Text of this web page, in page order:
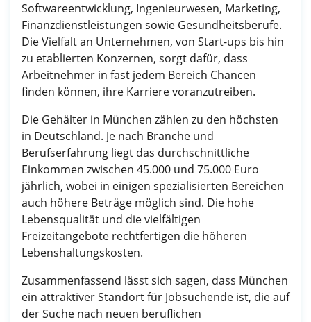
Softwareentwicklung, Ingenieurwesen, Marketing,
Finanzdienstleistungen sowie Gesundheitsberufe.
Die Vielfalt an Unternehmen, von Start-ups bis hin
zu etablierten Konzernen, sorgt dafür, dass
Arbeitnehmer in fast jedem Bereich Chancen
finden können, ihre Karriere voranzutreiben.
Die Gehälter in München zählen zu den höchsten
in Deutschland. Je nach Branche und
Berufserfahrung liegt das durchschnittliche
Einkommen zwischen 45.000 und 75.000 Euro
jährlich, wobei in einigen spezialisierten Bereichen
auch höhere Beträge möglich sind. Die hohe
Lebensqualität und die vielfältigen
Freizeitangebote rechtfertigen die höheren
Lebenshaltungskosten.
Zusammenfassend lässt sich sagen, dass München
ein attraktiver Standort für Jobsuchende ist, die auf
der Suche nach neuen beruflichen